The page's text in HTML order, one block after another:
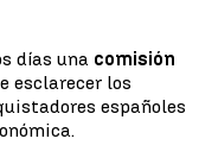
días una comisión
esclarecer los
españoles